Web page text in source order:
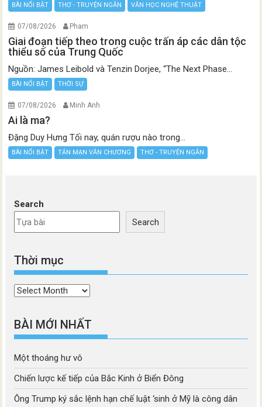
BÀI NỔI BẬT THƠ - TRUYỆN NGẮN VĂN HỌC NGHỆ THUẬT
07/08/2026 Pham
Giai đoạn tiếp theo trong cuộc trấn áp các dân tộc
thiểu số của Trung Quốc
Nguồn: James Leibold và Tenzin Dorjee, “The Next Phase...
BÀI NỔI BẬT THỜI SỰ
07/08/2026 Minh Anh
Ai là ma?
Đặng Duy Hưng Tối nay, quán rượu nào trong...
BÀI NỔI BẬT TẢN MẠN VĂN CHƯƠNG THƠ - TRUYỆN NGẮN
Search
Search
Thời mục
Thời
BÀI MỚI NHẤT
Một thoáng hư vô
Chiến lược kế tiếp của Bắc Kinh ở Biển Đông
Ông Trump ký sắc lệnh hạn chế luật ‘sinh ở Mỹ là công dân